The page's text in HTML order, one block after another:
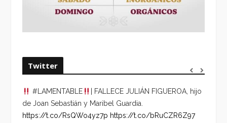
Twitter
#LAMENTABLE
| FALLECE JULIÁN FIGUEROA, hijo
de Joan Sebastián y Maribel Guardia.
https://t.co/RsQWo4yz7p https://t.co/bRuCZR6Z97